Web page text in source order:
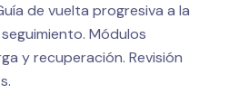
de vuelta progresiva a la
Módulos
y recuperación. Revisión